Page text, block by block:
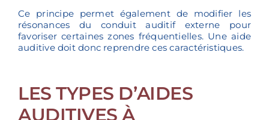
Ce principe permet également de modifier les
résonances du conduit auditif externe pour
favoriser certaines zones fréquentielles. Une aide
auditive doit donc reprendre ces caractéristiques.
LES TYPES D’AIDES
AUDITIVES À